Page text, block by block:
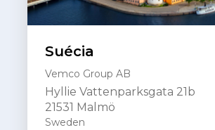
Suécia
Vemco Group AB
Hyllie Vattenparksgata 21b
21531 Malmö
Sweden